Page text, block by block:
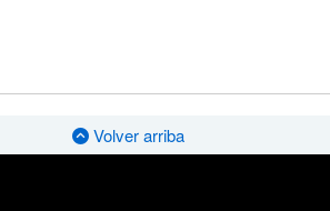
Volver arriba